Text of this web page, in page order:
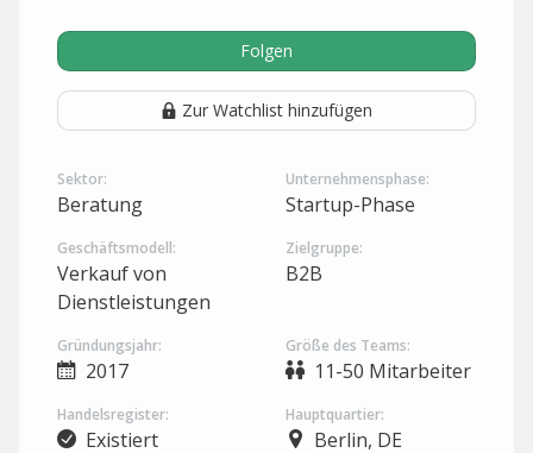
Folgen
Zur Watchlist hinzufügen
Sektor:
Beratung
Unternehmensphase:
Startup-Phase
Geschäftsmodell:
Verkauf von
Dienstleistungen
Zielgruppe:
B2B
Gründungsjahr:
2017
Größe des Teams:
11-50 Mitarbeiter
Handelsregister:
Existiert
Hauptquartier:
Berlin, DE